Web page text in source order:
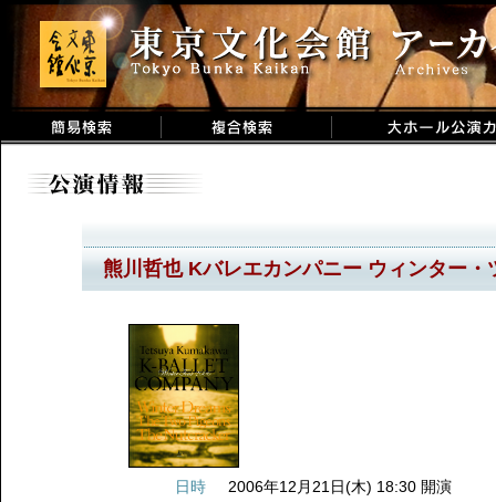
熊川哲也 Kバレエカンパニー ウィンター
日時
2006年12月21日(木) 18:30 開演